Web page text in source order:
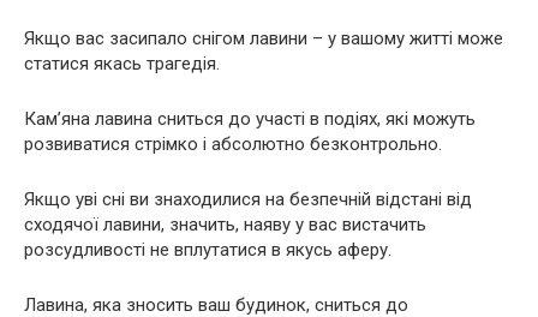
Якщо вас засипало снігом лавини – у вашому житті може
статися якась трагедія.
Кам’яна лавина сниться до участі в подіях, які можуть
розвиватися стрімко і абсолютно безконтрольно.
Якщо уві сні ви знаходилися на безпечній відстані від
сходячої лавини, значить, наяву у вас вистачить
розсудливості не вплутатися в якусь аферу.
Лавина, яка зносить ваш будинок, сниться до